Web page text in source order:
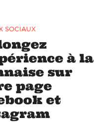
SOCIAUX
à la
sur
page
et